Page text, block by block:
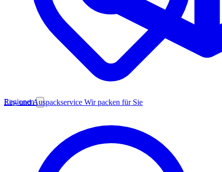
Ein- und Auspackservice Wir packen für Sie
Regionen